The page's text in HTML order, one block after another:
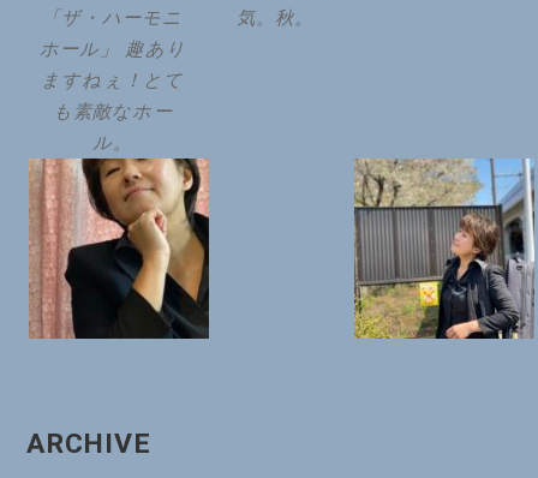
「ザ・ハーモニ
ホール」 趣あり
ますねぇ！とて
も素敵なホー
ル。
気。秋。
ARCHIVE